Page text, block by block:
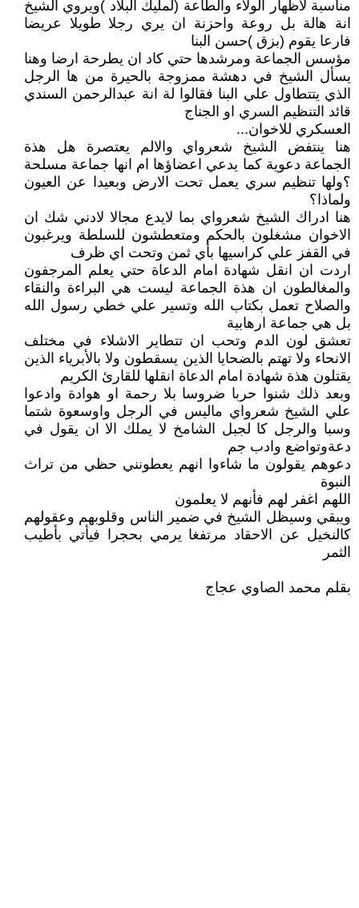
مناسبة لاظهار الولاء والطاعة (لمليك البلاد )ويروي الشيخ
انة هالة بل روعة واحزنة ان يري رجلا طويلا عريضا
فارعا يقوم (بزق )حسن البنا
مؤسس الجماعة ومرشدها حتي كاد ان يطرحة ارضا وهنا
يسأل الشيخ في دهشة ممزوجة بالحيرة من ها الرجل
الذي يتتطاول علي البنا فقالوا لة انة عبدالرحمن السندي
قائد التنظيم السري او الجناج
العسكري للاخوان...
هنا ينتفض الشيخ شعرواي والالم يعتصرة هل هذة
الجماعة دعوية كما يدعي اعضاؤها ام انها جماعة مسلحة
؟ولها تنظيم سري يعمل تحت الارض وبعيدا عن العيون
ولماذا؟
هنا ادراك الشيخ شعرواي بما لايدع مجالا لادني شك ان
الاخوان مشغلون بالحكم ومتعطشون للسلطة ويرغبون
في القفز علي كراسيها بأي ثمن وتحت اي ظرف
اردت ان انقل شهادة امام الدعاة حتي يعلم المرجفون
والمغالطون ان هذة الجماعة ليست هي البراءة والنقاء
والصلاح تعمل بكتاب الله وتسير علي خطي رسول الله
بل هي جماعة ارهابية
تعشق لون الدم وتحب ان تتطاير الاشلاء في مختلف
الانحاء ولا تهتم بالضحايا الذين يسقطون ولا بالأبرياء الذين
يقتلون هذة شهادة امام الدعاة انقلها للقارئ الكريم
وبعد ذلك شنوا حربا ضروسا بلا رحمة او هوادة وادعوا
علي الشيخ شعرواي ماليس في الرجل واوسعوة شتما
وسبا والرجل كا لجبل الشامخ لا يملك الا ان يقول في
دعةوتواضع وادب جم
دعوهم يقولون ما شاءوا انهم يعطونني حظي من تراث
النبوة
اللهم اغفر لهم فأنهم لا يعلمون
ويبقي وسيظل الشيخ في ضمير الناس وقلوبهم وعقولهم
كالنخيل عن الاحقاد مرتفغا يرمي بحجرا فيأتي بأطيب
الثمر
بقلم محمد الصاوي عجاج